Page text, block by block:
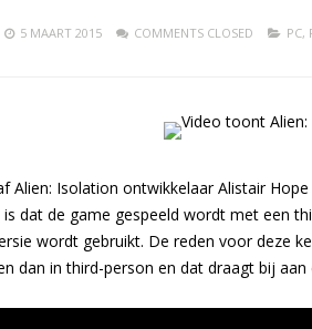
5 MAART 2015 COMMENTS CLOSED PC,
Alien: Isolation ontwikkelaar Alistair
is dat de game gespeeld wordt met een
wordt gebruikt. De reden voor deze
dan in third-person en dat draagt bij